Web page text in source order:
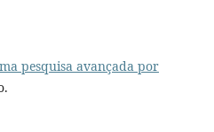
pesquisa avançada por